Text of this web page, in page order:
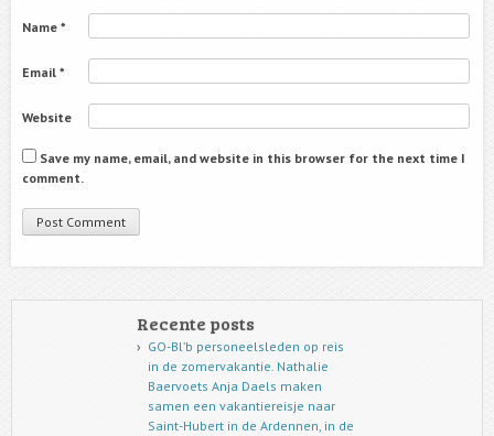
Name *
Email *
Website
Save my name, email, and website in this browser for the next time I
comment.
Recente posts
GO-Bl’b personeelsleden op reis
in de zomervakantie. Nathalie
Baervoets Anja Daels maken
samen een vakantiereisje naar
Saint-Hubert in de Ardennen, in de